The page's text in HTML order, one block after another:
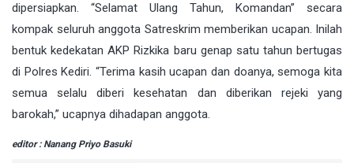
dipersiapkan. “Selamat Ulang Tahun, Komandan” secara
kompak seluruh anggota Satreskrim memberikan ucapan. Inilah
bentuk kedekatan AKP Rizkika baru genap satu tahun bertugas
di Polres Kediri. “Terima kasih ucapan dan doanya, semoga kita
semua selalu diberi kesehatan dan diberikan rejeki yang
barokah,” ucapnya dihadapan anggota.
editor : Nanang Priyo Basuki